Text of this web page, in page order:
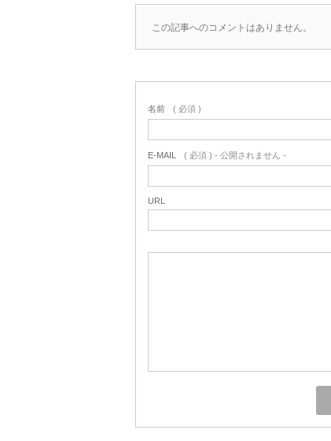
この記事へのコメントはありません。
名前 ( 必須 )
E-MAIL ( 必須 ) - 公開されません -
URL